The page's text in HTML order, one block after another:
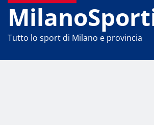
Tutto lo sport di Milano e provincia